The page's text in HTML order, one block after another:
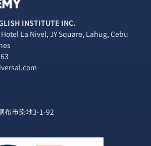
INSTITUTE INC.
La Nivel, JY Square, Lahug, Cebu
布市染地3-1-92